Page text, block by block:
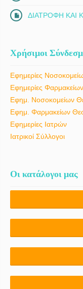
ΔΙΑΤΡΟΦΗ ΚΑΙ
Χρήσιμοι
Εφημερίες
Εφημερίες Φαρμακείων
Εφημ. Νοσοκομείων
Εφημ. Φαρμακείων
Εφημερίες Ιατρών
Ιατρικοί Σύλλογοι
Οι κατάλογοι μας